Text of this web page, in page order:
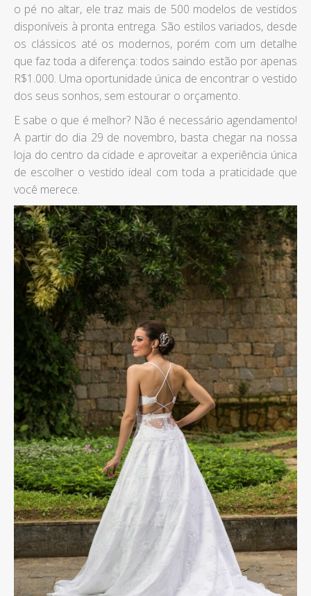
o pé no altar, ele traz mais de 500 modelos de vestidos
disponíveis à pronta entrega. São estilos variados, desde
os clássicos até os modernos, porém com um detalhe
que faz toda a diferença: todos saindo estão por apenas
R$1.000. Uma oportunidade única de encontrar o vestido
dos seus sonhos, sem estourar o orçamento.
E sabe o que é melhor? Não é necessário agendamento!
A partir do dia 29 de novembro, basta chegar na nossa
loja do centro da cidade e aproveitar a experiência única
de escolher o vestido ideal com toda a praticidade que
você merece.